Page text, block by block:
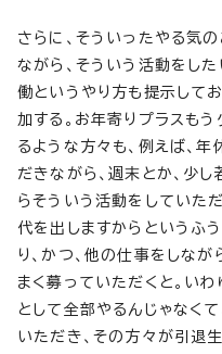
さらに、そういったやる気
ながら、そういう活動をし
働というやり方も提示して
加する。お年寄りプラスも
るような方々も、例えば、
だきながら、週末とか、少
らそういう活動をしていただ
代を出しますからというふ
り、かつ、他の仕事をしな
まく募っていただくと。い
として全部やるんじゃなく
いただき、その方々が引退